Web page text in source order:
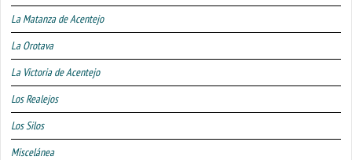
La Matanza de Acentejo
La Orotava
La Victoria de Acentejo
Los Realejos
Los Silos
Miscelánea